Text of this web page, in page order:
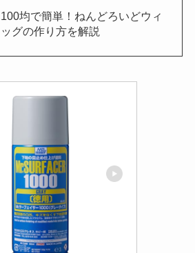
100均で簡単！ねんどろいどウィ
ッグの作り方を解説